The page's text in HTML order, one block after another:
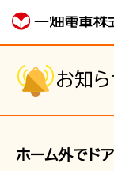
ホーム
運行のご
お知
ホーム外でド